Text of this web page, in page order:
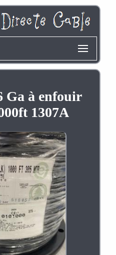
Ga à enfouir
1307A